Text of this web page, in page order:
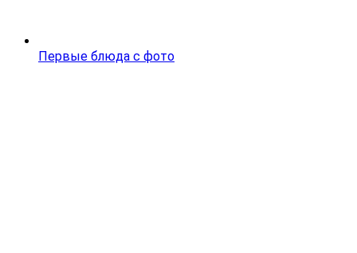
Первые блюда с фото